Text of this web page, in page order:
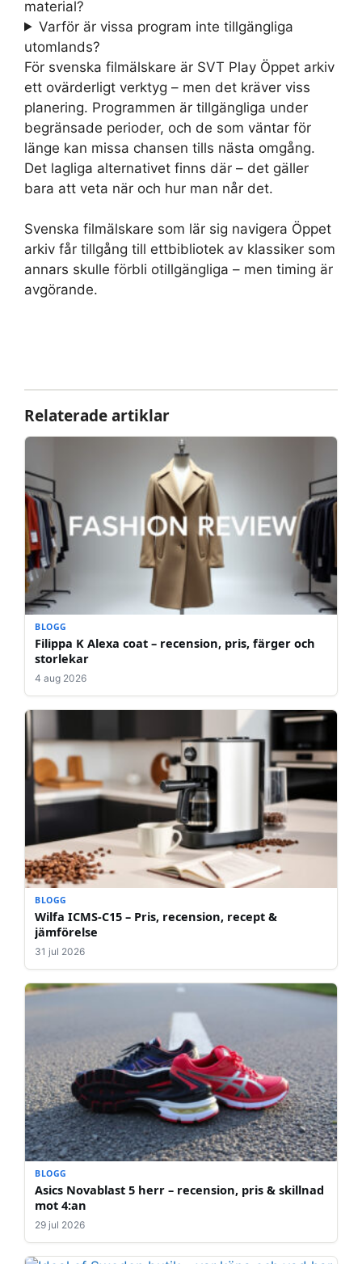
material?
Varför är vissa program inte tillgängliga
utomlands?
För svenska filmälskare är SVT Play Öppet arkiv
ett ovärderligt verktyg – men det kräver viss
planering. Programmen är tillgängliga under
begränsade perioder, och de som väntar för
länge kan missa chansen tills nästa omgång.
Det lagliga alternativet finns där – det gäller
bara att veta när och hur man når det.
Svenska filmälskare som lär sig navigera Öppet
arkiv får tillgång till ettbibliotek av klassiker som
annars skulle förbli otillgängliga – men timing är
avgörande.
Relaterade artiklar
BLOGG
Filippa K Alexa coat – recension, pris, färger och
storlekar
4 aug 2026
BLOGG
Wilfa ICMS-C15 – Pris, recension, recept &
jämförelse
31 jul 2026
BLOGG
Asics Novablast 5 herr – recension, pris & skillnad
mot 4:an
29 jul 2026